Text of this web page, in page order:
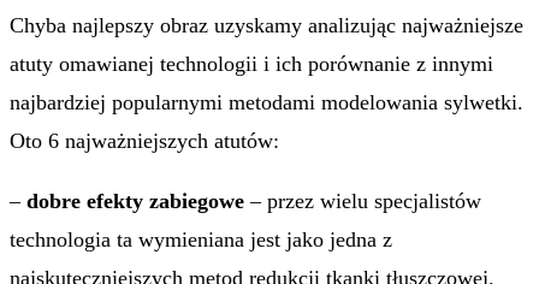
Chyba najlepszy obraz uzyskamy analizując najważniejsze
atuty omawianej technologii i ich porównanie z innymi
najbardziej popularnymi metodami modelowania sylwetki.
Oto 6 najważniejszych atutów:
–dobre efekty zabiegowe– przez wielu specjalistów
technologia ta wymieniana jest jako jedna z
najskuteczniejszych metod redukcji tkanki tłuszczowej.